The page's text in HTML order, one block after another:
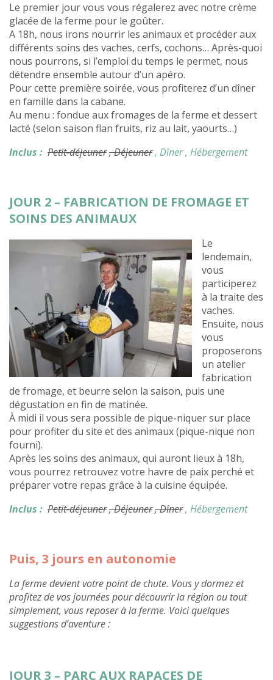
Le premier jour vous vous régalerez avec notre crème
glacée de la ferme pour le goûter.
A 18h, nous irons nourrir les animaux et procéder aux
différents soins des vaches, cerfs, cochons… Après-quoi
nous pourrons, si l’emploi du temps le permet, nous
détendre ensemble autour d’un apéro.
Pour cette première soirée, vous profiterez d’un dîner
en famille dans la cabane.
Au menu : fondue aux fromages de la ferme et dessert
lacté (selon saison flan fruits, riz au lait, yaourts…)
Inclus : Petit-déjeuner, Déjeuner, Dîner, Hébergement
JOUR 2 – FABRICATION DE FROMAGE ET
SOINS DES ANIMAUX
Le
lendemain,
vous
participerez
à la traite des
vaches.
Ensuite, nous
vous
proposerons
un atelier
fabrication
de fromage, et beurre selon la saison, puis une
dégustation en fin de matinée.
À midi il vous sera possible de pique-niquer sur place
pour profiter du site et des animaux (pique-nique non
fourni).
Après les soins des animaux, qui auront lieux à 18h,
vous pourrez retrouvez votre havre de paix perché et
préparer votre repas grâce à la cuisine équipée.
Inclus : Petit-déjeuner, Déjeuner, Dîner, Hébergement
Puis, 3 jours en autonomie
La ferme devient votre point de chute. Vous y dormez et
profitez de vos journées pour découvrir la région ou tout
simplement, vous reposer à la ferme. Voici quelques
suggestions d’aventure :
JOUR 3 – PARC AUX RAPACES DE